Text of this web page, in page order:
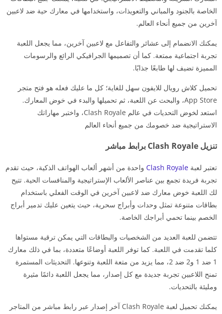
الخاصة بالجنود والمباني والتعويذات، واستخدامها في معارك حية ضد لاعبين
آخرين من جميع أنحاء العالم.
يمكنك الانضمام إلى عشائر والتفاعل مع لاعبين آخرين، مما يجعل اللعبة
تجربة اجتماعية ممتعة. كما أن تصميمها الجرافيكي الرائع والرسومات
المميزة تضيف لها طابعًا جذابًا.
تحميل كلاش رويال للايفون سهل للغاية؛ كل ما عليك فعله هو فتح متجر
App Store، والبحث عن اللعبة، ثم تحميلها والبدء في خوض المعارك.
استعد لخوض التحديات في عالم Clash Royale، واختبر مهاراتك
الاستراتيجية ضد خصومك من جميع أنحاء العالم
تنزيل Clash Royale برابط مباشر
تعتبر لعبة Clash Royale واحدة من أشهر ألعاب الهواتف الذكية، حيث تقدم
تجربة فريدة تجمع بين عناصر الألعاب الإستراتيجية والمنافسات الحية. تتيح
لك اللعبة خوض معارك ضد لاعبين آخرين في الوقت الفعلي باستخدام
بطاقات متنوعة تمثل وحدات وأبراج سحرية، حيث يتعين عليك تدمير أبراج
الخصم بينما تحمي أبراجك الخاصة.
تتضمن للعبة العديد من الشخصيات والبطاقات التي يمكن ترقية مستواها
كلما تقدمت في اللعبة. كما توفر اللعبة أوضاعًا متعددة، بما في ذلك معارك
1 ضد 1 و2 ضد 2، مما يزيد من متعة اللعبة وتنوعها. التحديثات المستمرة
تمنح اللاعبين تجربة جديدة مع كل إصدار، مما يجعل اللعبة دائمًا مثيرة
ومليئة بالتحديات.
يمكنك تحميل لعبة Clash Royale آخر إصدار عبر رابط مباشر من المتاجر